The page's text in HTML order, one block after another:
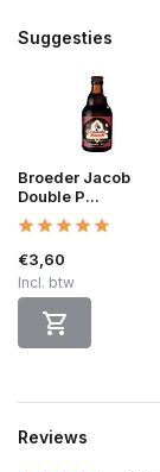
Suggesties
Broeder Jacob
Double P...
€3,60
Incl. btw
Reviews